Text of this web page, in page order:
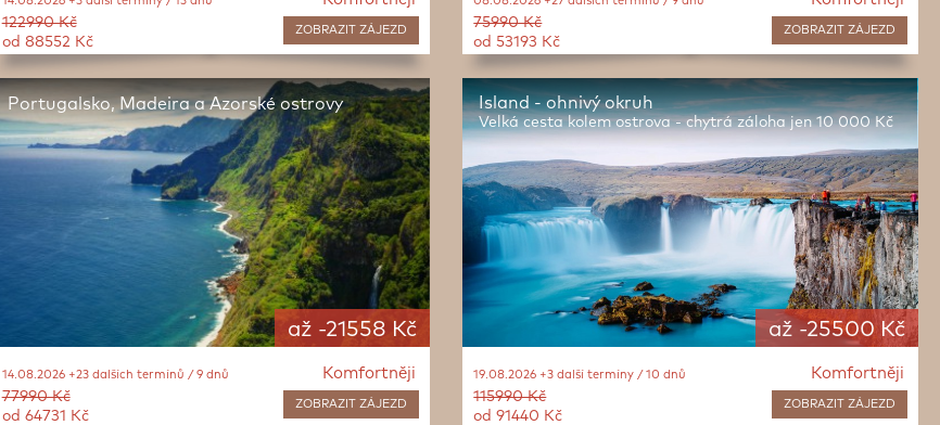
ZOBRAZITZÁJEZD
122990 Kč
od 88552 Kč
ZOBRAZIT ZÁJEZD
75990 Kč
od 53193 Kč
až -21558 Kč
Portugalsko, Madeira a Azorské ostrovy
Komfortněji
ZOBRAZITZÁJEZD
14.08.2026 +23 dalších termínů / 9 dnů
77990 Kč
od 64731 Kč
až -25500 Kč
Island - ohnivý okruh
Velká cesta kolem ostrova - chytrá záloha jen 10 000 Kč
Komfortněji
ZOBRAZIT ZÁJEZD
19.08.2026 +3 další termíny / 10 dnů
115990 Kč
od 91440 Kč